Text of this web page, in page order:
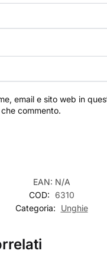
email e sito web in
commento.
EAN: N/A
COD: 6310
Categoria:
Unghie